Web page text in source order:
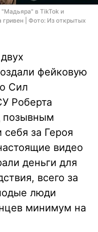
в TikTok и
гривен | Фото: Из открытых
фейковую
Сил
Роберта
позывным
за Героя
видео
деньги для
всего за
люди
минимум на